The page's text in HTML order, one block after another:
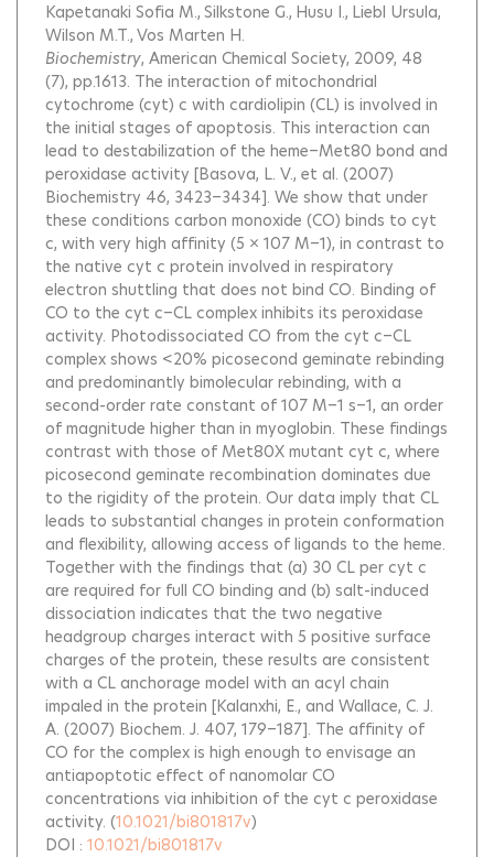
Kapetanaki Sofia M. Silkstone G. Husu I. Liebl Ursula
Wilson M.T. Vos Marten H.
Biochemistry, American Chemical Society, 2009, 48
(7), pp.1613. The interaction of mitochondrial
cytochrome (cyt) c with cardiolipin (CL) is involved in
the initial stages of apoptosis. This interaction can
lead to destabilization of the heme−Met80 bond and
peroxidase activity [Basova, L. V., et al. (2007)
Biochemistry 46, 3423−3434]. We show that under
these conditions carbon monoxide (CO) binds to cyt
c, with very high affinity (5 × 107 M−1), in contrast to
the native cyt c protein involved in respiratory
electron shuttling that does not bind CO. Binding of
CO to the cyt c−CL complex inhibits its peroxidase
activity. Photodissociated CO from the cyt c−CL
complex shows <20% picosecond geminate rebinding
and predominantly bimolecular rebinding, with a
second-order rate constant of 107 M−1 s−1, an order
of magnitude higher than in myoglobin. These findings
contrast with those of Met80X mutant cyt c, where
picosecond geminate recombination dominates due
to the rigidity of the protein. Our data imply that CL
leads to substantial changes in protein conformation
and flexibility, allowing access of ligands to the heme.
Together with the findings that (a) 30 CL per cyt c
are required for full CO binding and (b) salt-induced
dissociation indicates that the two negative
headgroup charges interact with 5 positive surface
charges of the protein, these results are consistent
with a CL anchorage model with an acyl chain
impaled in the protein [Kalanxhi, E., and Wallace, C. J.
A. (2007) Biochem. J. 407, 179−187]. The affinity of
CO for the complex is high enough to envisage an
antiapoptotic effect of nanomolar CO
concentrations via inhibition of the cyt c peroxidase
activity. (10.1021/bi801817v)
DOI : 10.1021/bi801817v